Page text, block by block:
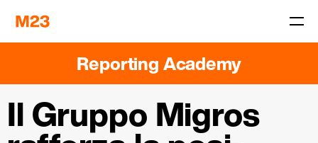
Reporting Academy
Il Gruppo Migros